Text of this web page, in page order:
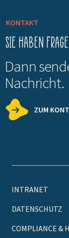
KONTAKT
Sie haben
Dann
Nachricht.
ZUM
INTRANET
DATENSCHUTZ
COMPLIANCE &